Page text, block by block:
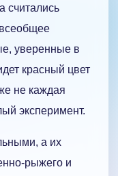
считались
уверенные в
красный цвет
не каждая
эксперимент.
а их
рыжего и